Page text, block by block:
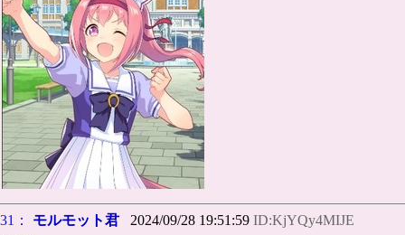
31： モルモット君 2024/09/28 19:51:59 ID:KjYQy4MIJE